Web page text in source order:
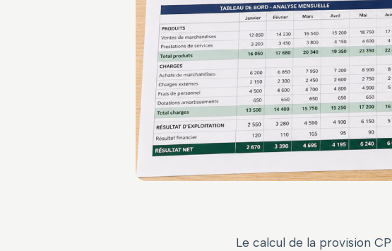
Le calcul de la provision